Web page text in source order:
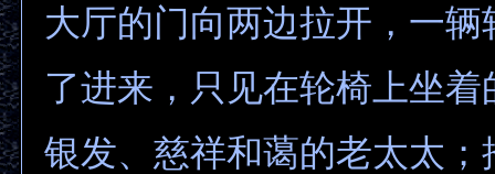
大厅的门向两边拉开，一辆
了进来，只见在轮椅上坐着
银发、慈祥和蔼的老太太；